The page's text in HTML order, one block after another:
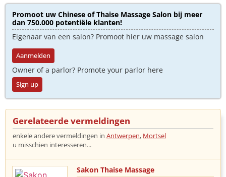
Promoot uw Chinese of Thaise Massage Salon bij meer
dan 750.000 potentiële klanten!
Eigenaar van een salon? Promoot hier uw massage salon
Aanmelden
Owner of a parlor? Promote your parlor here
Sign up
Gerelateerde vermeldingen
enkele andere vermeldingen in Antwerpen, Mortsel
u misschien interesseren...
Sakon Thaise Massage